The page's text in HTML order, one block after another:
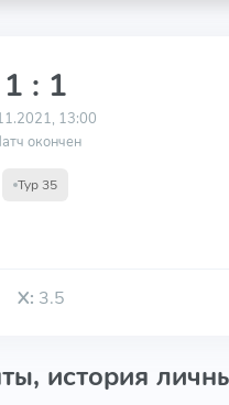
1 : 1
13:00
окончен
Тур 35
Х: 3.5
история